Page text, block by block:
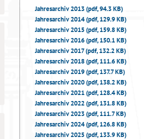
Jahresarchiv 2013 (pdf, 94.3 KB)
Jahresarchiv 2014 (pdf, 129.9 KB)
Jahresarchiv 2015 (pdf, 159.8 KB)
Jahresarchiv 2016 (pdf, 150.1 KB)
Jahresarchiv 2017 (pdf, 132.2 KB)
Jahresarchiv 2018 (pdf, 111.6 KB)
Jahresarchiv 2019 (pdf, 137.7 KB)
Jahresarchiv 2020 (pdf, 138.2 KB)
Jahresarchiv 2021 (pdf, 128.4 KB)
Jahresarchiv 2022 (pdf, 131.8 KB)
Jahresarchiv 2023 (pdf, 111.7 KB)
Jahresarchiv 2024 (pdf, 126.8 KB)
Jahresarchiv 2025 (pdf, 133.9 KB)